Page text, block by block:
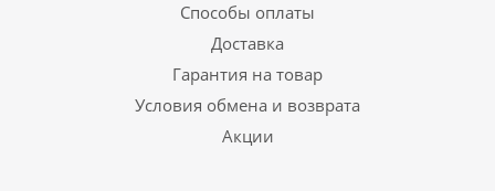
Способы оплаты
Доставка
Гарантия на товар
Условия обмена и возврата
Акции